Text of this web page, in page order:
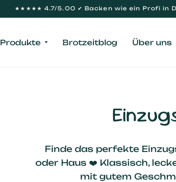
★★★★★ 4.7/5.00 ✔ Backen wie ein Profi in
Produkte Brotzeitblog Über uns
Finde das perfekte
oder Haus ❤️ Klassisch,
mit gutem